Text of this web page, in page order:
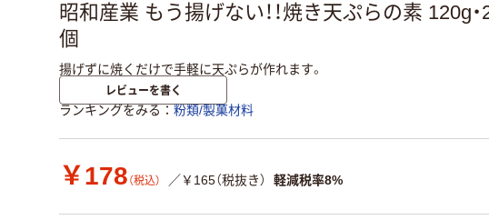
昭和産業 もう揚げない！！焼き天ぷらの素 120g
個
揚げずに焼くだけで手軽に天ぷらが作れます。
レビューを書く
ランキングをみる 粉類/製菓材料
￥178 （税込） ／￥165（税抜き） 軽減税率8%